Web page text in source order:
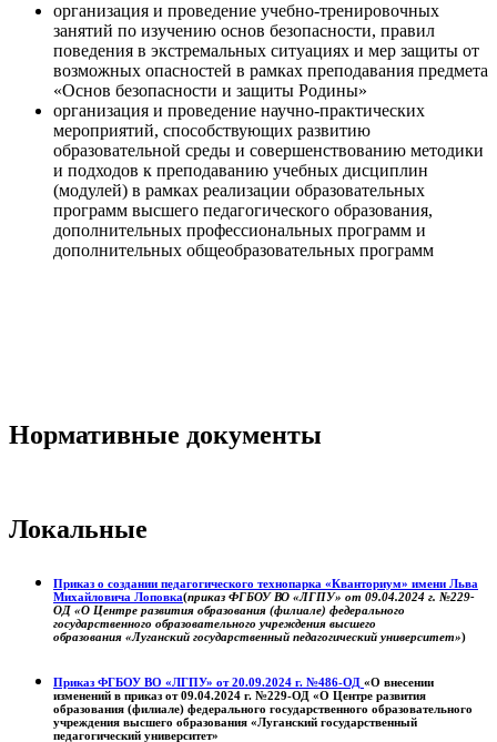
организация и проведение учебно-тренировочных
занятий по изучению основ безопасности, правил
поведения в экстремальных ситуациях и мер защиты от
возможных опасностей в рамках преподавания предмета
«Основ безопасности и защиты Родины»
организация и проведение научно-практических
мероприятий, способствующих развитию
образовательной среды и совершенствованию методики
и подходов к преподаванию учебных дисциплин
(модулей) в рамках реализации образовательных
программ высшего педагогического образования,
дополнительных профессиональных программ и
дополнительных общеобразовательных программ
Нормативные документы
Локальные
Приказ о создании педагогического технопарка «Кванториум» имени Льва
Михайловича Лоповка(приказ ФГБОУ ВО «ЛГПУ» от 09.04.2024 г. №229-
ОД «О Центре развития образования (филиале) федерального
государственного образовательного учреждения высшего
образования «Луганский государственный педагогический университет»)
Приказ ФГБОУ ВО «ЛГПУ» от 20.09.2024 г. №486-ОД «О внесении
изменений в приказ от 09.04.2024 г. №229-ОД «О Центре развития
образования (филиале) федерального государственного образовательного
учреждения высшего образования «Луганский государственный
педагогический университет»